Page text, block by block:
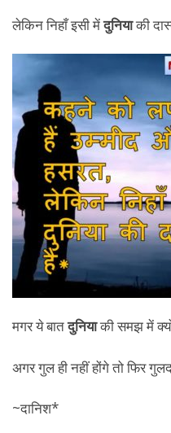
लेकिन निहाँ इसी मेंदुनियाकी
मगर ये बातदुनियाकी समझ में
अगर गुल ही नहीं होंगे तो फिर
~दानिश*